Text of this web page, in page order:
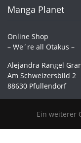
Manga Planet
Online Shop
– We´re all Otakus –
Alejandra Rangel
Am Schweizersbild 2
88630 Pfullendorf
Ein weiterer